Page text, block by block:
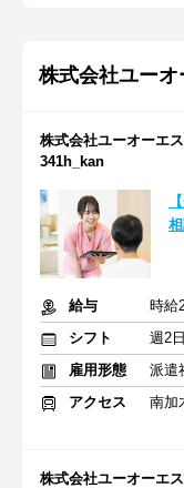
株式会社ユー
株式会社ユーオーエ
341h_kan
給与
時給
シフト
週2
雇用形態
派遣
アクセス
南加
株式会社ユーオーエ